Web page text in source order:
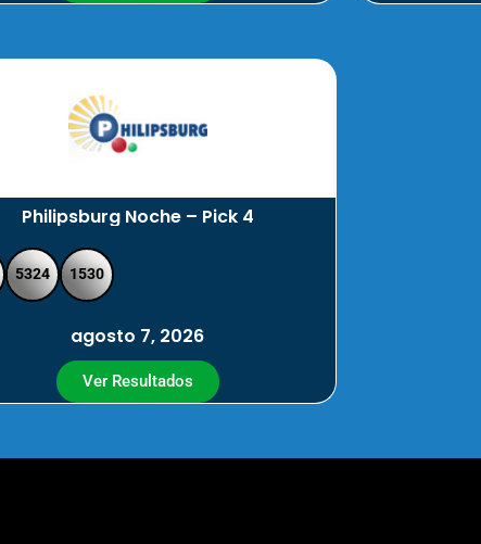
Philipsburg Noche – Pick 4
5324 1530
agosto 7, 2026
Ver Resultados